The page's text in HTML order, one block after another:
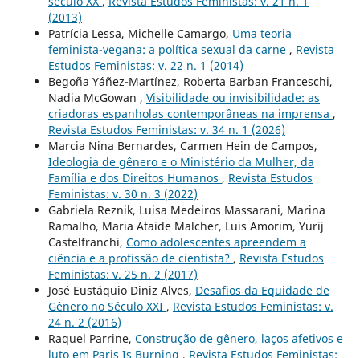
(2013)
Patrícia Lessa, Michelle Camargo, Uma teoria
feminista-vegana: a política sexual da carne , Revista
Estudos Feministas: v. 22 n. 1 (2014)
Begoña Yáñez-Martínez, Roberta Barban Franceschi,
Nadia McGowan , Visibilidade ou invisibilidade: as
criadoras espanholas contemporâneas na imprensa ,
Revista Estudos Feministas: v. 34 n. 1 (2026)
Marcia Nina Bernardes, Carmen Hein de Campos,
Ideologia de gênero e o Ministério da Mulher, da
Família e dos Direitos Humanos , Revista Estudos
Feministas: v. 30 n. 3 (2022)
Gabriela Reznik, Luisa Medeiros Massarani, Marina
Ramalho, Maria Ataide Malcher, Luis Amorim, Yurij
Castelfranchi, Como adolescentes apreendem a
ciência e a profissão de cientista? , Revista Estudos
Feministas: v. 25 n. 2 (2017)
José Eustáquio Diniz Alves, Desafios da Equidade de
Gênero no Século XXI , Revista Estudos Feministas: v.
24 n. 2 (2016)
Raquel Parrine, Construção de gênero, laços afetivos e
luto em Paris Is Burning , Revista Estudos Feministas: